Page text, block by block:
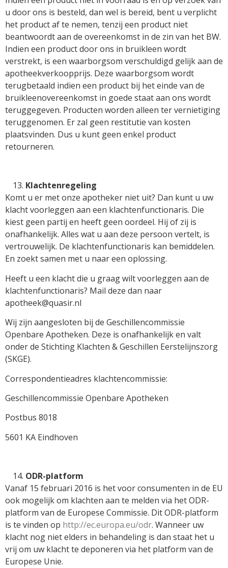
u door ons is besteld, dan wel is bereid, bent u verplicht
het product af te nemen, tenzij een product niet
beantwoordt aan de overeenkomst in de zin van het BW.
Indien een product door ons in bruikleen wordt
verstrekt, is een waarborgsom verschuldigd gelijk aan de
apotheekverkoopprijs. Deze waarborgsom wordt
terugbetaald indien een product bij het einde van de
bruikleenovereenkomst in goede staat aan ons wordt
teruggegeven. Producten worden alleen ter vernietiging
teruggenomen. Er zal geen restitutie van kosten
plaatsvinden. Dus u kunt geen enkel product
retourneren.
Klachtenregeling
Komt u er met onze apotheker niet uit? Dan kunt u uw
klacht voorleggen aan een klachtenfunctionaris. Die
kiest geen partij en heeft geen oordeel. Hij of zij is
onafhankelijk. Alles wat u aan deze persoon vertelt, is
vertrouwelijk. De klachtenfunctionaris kan bemiddelen.
En zoekt samen met u naar een oplossing.
Heeft u een klacht die u graag wilt voorleggen aan de
klachtenfunctionaris? Mail deze dan naar
apotheek@quasir.nl
Wij zijn aangesloten bij de Geschillencommissie
Openbare Apotheken. Deze is onafhankelijk en valt
onder de Stichting Klachten & Geschillen Eerstelijnszorg
(SKGE).
Correspondentieadres klachtencommissie:
Geschillencommissie Openbare Apotheken
Postbus 8018
5601 KA Eindhoven
ODR-platform
Vanaf 15 februari 2016 is het voor consumenten in de EU
ook mogelijk om klachten aan te melden via het ODR-
platform van de Europese Commissie. Dit ODR-platform
is te vinden op http://ec.europa.eu/odr. Wanneer uw
klacht nog niet elders in behandeling is dan staat het u
vrij om uw klacht te deponeren via het platform van de
Europese Unie.